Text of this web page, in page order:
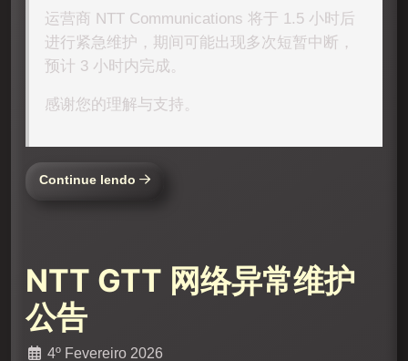
运营商 NTT Communications 将于 1.5 小时后
进行紧急维护，期间可能出现多次短暂中断，
预计 3 小时内完成。
感谢您的理解与支持。
Continue lendo
NTT GTT 网络异常维护
公告
4º Fevereiro 2026